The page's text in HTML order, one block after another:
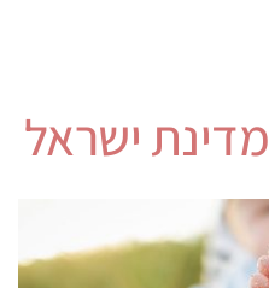
מדינת ישראל